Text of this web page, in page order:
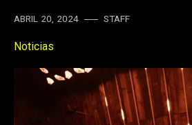
ABRIL 20, 2024 STAFF
Noticias